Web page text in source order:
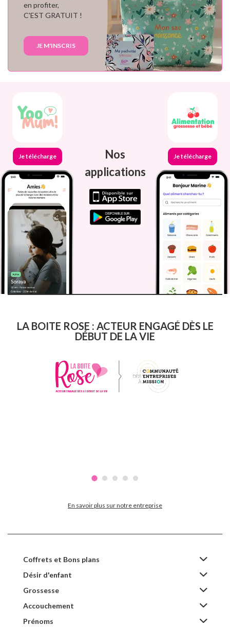
en profiter,
C'EST GRATUIT !
JE M'INSCRIS
Je télécharge
Nos
applications
Je télécharge
LA BOITE ROSE : ACTEUR ENGAGÉ DÈS LE
DÉBUT DE LA VIE
En savoir plus sur notre entreprise
Coffrets et Bons plans
Désir d'enfant
Grossesse
Accouchement
Prénoms